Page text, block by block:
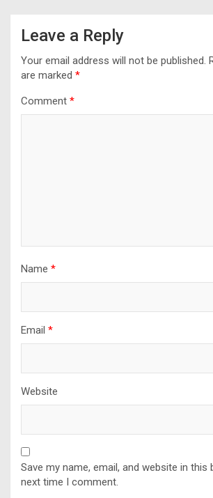
Leave a Reply
Your email address will not be published.
are marked *
Comment *
Name *
Email *
Website
Save my name, email, and website in
next time I comment.